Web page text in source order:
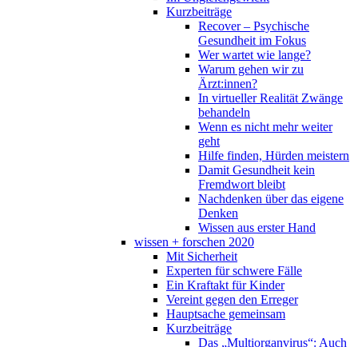
Kurzbeiträge
Recover – Psychische
Gesundheit im Fokus
Wer wartet wie lange?
Warum gehen wir zu
Ärzt:innen?
In virtueller Realität Zwänge
behandeln
Wenn es nicht mehr weiter
geht
Hilfe finden, Hürden meistern
Damit Gesundheit kein
Fremdwort bleibt
Nachdenken über das eigene
Denken
Wissen aus erster Hand
wissen + forschen 2020
Mit Sicherheit
Experten für schwere Fälle
Ein Kraftakt für Kinder
Vereint gegen den Erreger
Hauptsache gemeinsam
Kurzbeiträge
Das „Multiorganvirus“: Auch